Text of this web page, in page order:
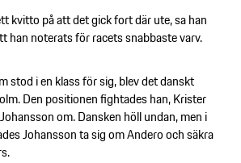
kvitto på att det gick fort där ute, sa han
han noterats för racets snabbaste varv.
stod i en klass för sig, blev det danskt
Den positionen fightades han, Krister
om. Dansken höll undan, men i
Johansson ta sig om Andero och säkra